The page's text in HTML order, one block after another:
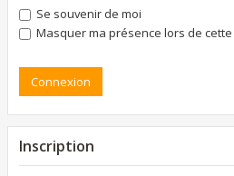
Se souvenir de moi
Masquer ma présence lors de
Inscription